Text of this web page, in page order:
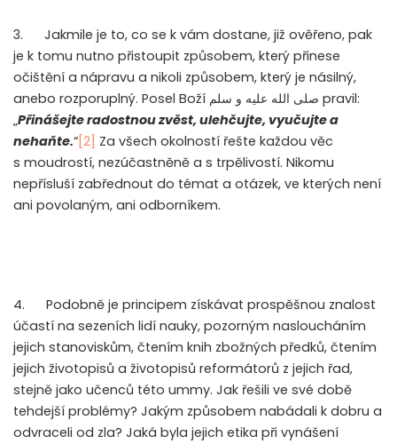
3. Jakmile je to, co se k vám dostane, již ověřeno, pak
je k tomu nutno přistoupit způsobem, který přinese
očištění a nápravu a nikoli způsobem, který je násilný,
anebo rozporuplný. Posel Boží صلى الله عليه و سلم pravil:
„Přinášejte radostnou zvěst, ulehčujte, vyučujte a
nehaňte.“ [2] Za všech okolností řešte každou věc
s moudrostí, nezúčastněně a s trpělivostí. Nikomu
nepřísluší zabřednout do témat a otázek, ve kterých není
ani povolaným, ani odborníkem.
4. Podobně je principem získávat prospěšnou znalost
účastí na sezeních lidí nauky, pozorným nasloucháním
jejich stanoviskům, čtením knih zbožných předků, čtením
jejich životopisů a životopisů reformátorů z jejich řad,
stejně jako učenců této ummy. Jak řešili ve své době
tehdejší problémy? Jakým způsobem nabádali k dobru a
odvraceli od zla? Jaká byla jejich etika při vynášení